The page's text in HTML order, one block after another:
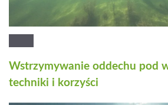
Wstrzymywanie oddechu pod
techniki i korzyści